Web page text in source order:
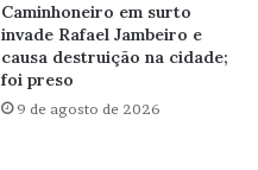
Caminhoneiro em surto
invade Rafael Jambeiro e
causa destruição na cidade;
foi preso
9 de agosto de 2026